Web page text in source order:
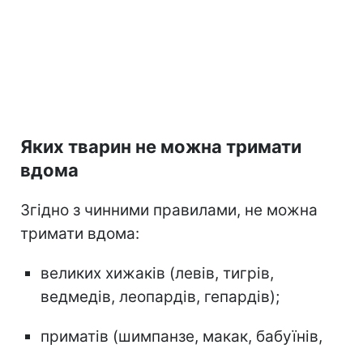
Яких тварин не можна тримати
вдома
Згідно з чинними правилами, не можна
тримати вдома:
великих хижаків (левів, тигрів,
ведмедів, леопардів, гепардів);
приматів (шимпанзе, макак, бабуїнів,